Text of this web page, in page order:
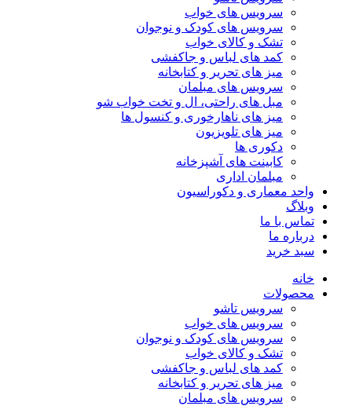
سرویس های خواب
سرویس های کودک و نوجوان
تشک و کالای خواب
کمد های لباس و جاکفشی
میز های تحریر و کتابخانه
سرویس های مبلمان
مبل های راحتی، ال و تخت خواب شو
میز های ناهارخوری و کنسول ها
میز های تلویزیون
دکوری ها
کابینت های آشپزخانه
مبلمان اداری
واحد معماری و دکوراسیون
وبلاگ
تماس با ما
درباره ما
سبد خرید
خانه
محصولات
سرویس تاشو
سرویس های خواب
سرویس های کودک و نوجوان
تشک و کالای خواب
کمد های لباس و جاکفشی
میز های تحریر و کتابخانه
سرویس های مبلمان